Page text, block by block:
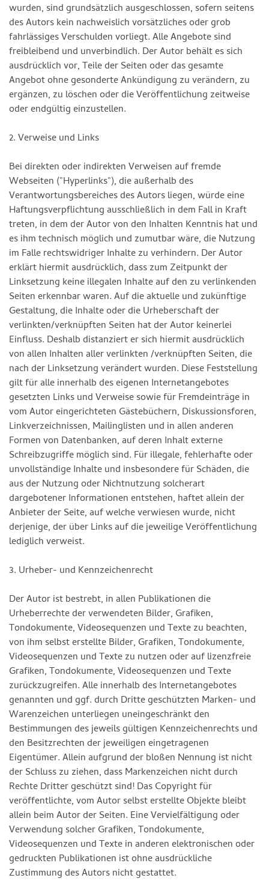
wurden, sind grundsätzlich ausgeschlossen, sofern seitens
des Autors kein nachweislich vorsätzliches oder grob
fahrlässiges Verschulden vorliegt. Alle Angebote sind
freibleibend und unverbindlich. Der Autor behält es sich
ausdrücklich vor, Teile der Seiten oder das gesamte
Angebot ohne gesonderte Ankündigung zu verändern, zu
ergänzen, zu löschen oder die Veröffentlichung zeitweise
oder endgültig einzustellen.
2. Verweise und Links
Bei direkten oder indirekten Verweisen auf fremde
Webseiten ("Hyperlinks"), die außerhalb des
Verantwortungsbereiches des Autors liegen, würde eine
Haftungsverpflichtung ausschließlich in dem Fall in Kraft
treten, in dem der Autor von den Inhalten Kenntnis hat und
es ihm technisch möglich und zumutbar wäre, die Nutzung
im Falle rechtswidriger Inhalte zu verhindern. Der Autor
erklärt hiermit ausdrücklich, dass zum Zeitpunkt der
Linksetzung keine illegalen Inhalte auf den zu verlinkenden
Seiten erkennbar waren. Auf die aktuelle und zukünftige
Gestaltung, die Inhalte oder die Urheberschaft der
verlinkten/verknüpften Seiten hat der Autor keinerlei
Einfluss. Deshalb distanziert er sich hiermit ausdrücklich
von allen Inhalten aller verlinkten /verknüpften Seiten, die
nach der Linksetzung verändert wurden. Diese Feststellung
gilt für alle innerhalb des eigenen Internetangebotes
gesetzten Links und Verweise sowie für Fremdeinträge in
vom Autor eingerichteten Gästebüchern, Diskussionsforen,
Linkverzeichnissen, Mailinglisten und in allen anderen
Formen von Datenbanken, auf deren Inhalt externe
Schreibzugriffe möglich sind. Für illegale, fehlerhafte oder
unvollständige Inhalte und insbesondere für Schäden, die
aus der Nutzung oder Nichtnutzung solcherart
dargebotener Informationen entstehen, haftet allein der
Anbieter der Seite, auf welche verwiesen wurde, nicht
derjenige, der über Links auf die jeweilige Veröffentlichung
lediglich verweist.
3. Urheber- und Kennzeichenrecht
Der Autor ist bestrebt, in allen Publikationen die
Urheberrechte der verwendeten Bilder, Grafiken,
Tondokumente, Videosequenzen und Texte zu beachten,
von ihm selbst erstellte Bilder, Grafiken, Tondokumente,
Videosequenzen und Texte zu nutzen oder auf lizenzfreie
Grafiken, Tondokumente, Videosequenzen und Texte
zurückzugreifen. Alle innerhalb des Internetangebotes
genannten und ggf. durch Dritte geschützten Marken- und
Warenzeichen unterliegen uneingeschränkt den
Bestimmungen des jeweils gültigen Kennzeichenrechts und
den Besitzrechten der jeweiligen eingetragenen
Eigentümer. Allein aufgrund der bloßen Nennung ist nicht
der Schluss zu ziehen, dass Markenzeichen nicht durch
Rechte Dritter geschützt sind! Das Copyright für
veröffentlichte, vom Autor selbst erstellte Objekte bleibt
allein beim Autor der Seiten. Eine Vervielfältigung oder
Verwendung solcher Grafiken, Tondokumente,
Videosequenzen und Texte in anderen elektronischen oder
gedruckten Publikationen ist ohne ausdrückliche
Zustimmung des Autors nicht gestattet.